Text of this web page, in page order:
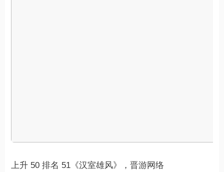
上升 50 排名 51《汉室雄风》，晋游网络